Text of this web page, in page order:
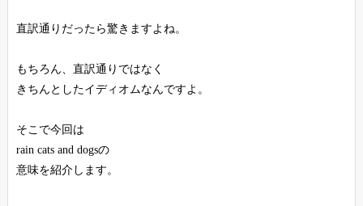
直訳通りだったら驚きますよね。
もちろん、直訳通りではなく
きちんとしたイディオムなんですよ。
そこで今回は
rain cats and dogsの
意味を紹介します。